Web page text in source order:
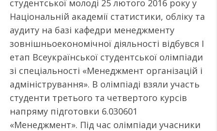
студентської молоді 25 лютого 2016 року у
Національній академії статистики, обліку та
аудиту на базі кафедри менеджменту
зовнішньоекономічної діяльності відбувся І
етап Всеукраїнської студентської олімпіади
зі спеціальності «Менеджмент організацій і
адміністрування». В олімпіаді взяли участь
студенти третього та четвертого курсів
напряму підготовки 6.030601
«Менеджмент». Під час олімпіади учасники